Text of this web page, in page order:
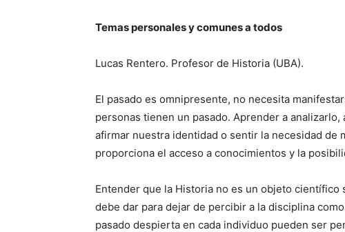
Temas personales y comunes a todos
Lucas Rentero. Profesor de Historia (UBA).
El pasado es omnipresente, no necesita
personas tienen un pasado. Aprender a
afirmar nuestra identidad o sentir la necesidad de
proporciona el acceso a conocimientos y la
Entender que la Historia no es un objeto
debe dar para dejar de percibir a la disciplina
pasado despierta en cada individuo pueden ser